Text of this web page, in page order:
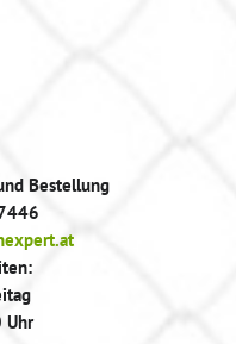
Bestellung
Uhr